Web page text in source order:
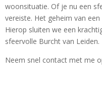
woonsituatie. Of je nu een
vereiste. Het geheim van
Hierop sluiten we een
sfeervolle Burcht van
Neem snel contact met me